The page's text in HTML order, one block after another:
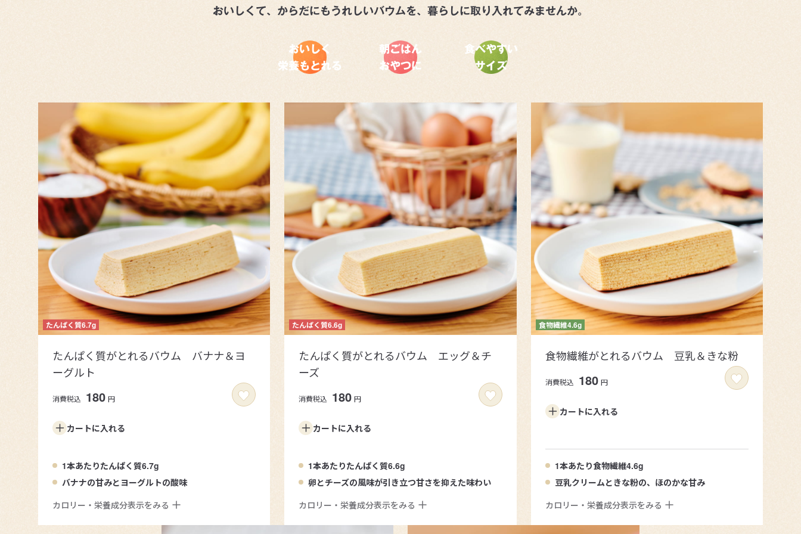
おいしくて、からだにもうれしいバウムを、 暮らしに取り入れてみませんか。
おいしく
栄養もとれる
朝ごはん
おやつに
食べやすい
サイズ
たんぱく質がとれるバウム バナナ＆ヨ
ーグルト
消費税込 180 円
カートに入れる
1本あたりたんぱく質6.7g
バナナの甘みとヨーグルトの酸味
カロリー・栄養成分表示をみる
たんぱく質がとれるバウム エッグ＆チ
ーズ
消費税込 180 円
カートに入れる
1本あたりたんぱく質6.6g
卵とチーズの風味が引き立つ甘さを抑えた味わい
カロリー・栄養成分表示をみる
食物繊維がとれるバウム 豆乳＆きな粉
消費税込 180 円
カートに入れる
1本あたり食物繊維4.6g
豆乳クリームときな粉の、ほのかな甘み
カロリー・栄養成分表示をみる